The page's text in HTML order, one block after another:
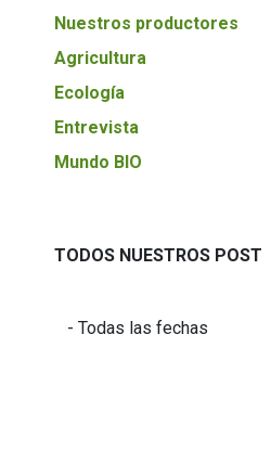
Nuestros productores
Agricultura
Ecología
Entrevista
Mundo BIO
TODOS NUESTROS POST